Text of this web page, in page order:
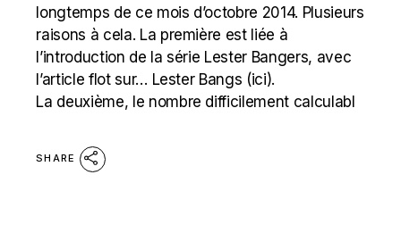
longtemps de ce mois d’octobre 2014. Plusieurs
raisons à cela. La première est liée à
l’introduction de la série Lester Bangers, avec
l’article flot sur… Lester Bangs (ici).
La deuxième, le nombre difficilement calculabl
SHARE